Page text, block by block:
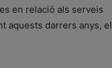
en relació als serveis
aquests darrers anys, el